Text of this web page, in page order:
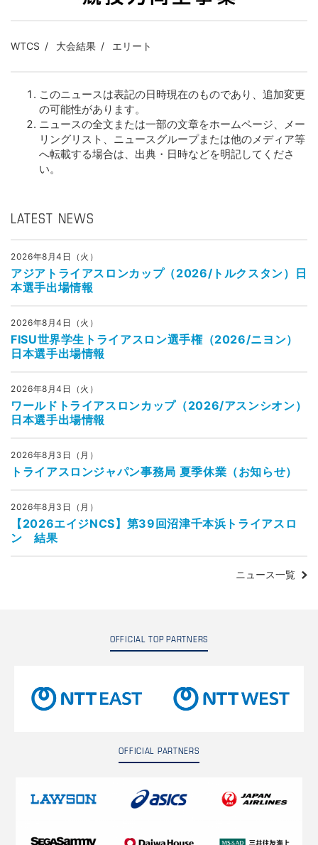
WTCS 大会結果 エリート
このニュースは表記の日時現在のものであり、追加変更
の可能性があります。
ニュースの全文または一部の文章をホームページ、メー
リングリスト、ニュースグループまたは他のメディア等
へ転載する場合は、出典・日時などを明記してくださ
い。
LATEST NEWS
2026年8月4日（火）
アジアトライアスロンカップ（2026/トルクスタン）日
本選手出場情報
2026年8月4日（火）
FISU世界学生トライアスロン選手権（2026/ニヨン）
日本選手出場情報
2026年8月4日（火）
ワールドトライアスロンカップ（2026/アスンシオン）
日本選手出場情報
2026年8月3日（月）
トライアスロンジャパン事務局 夏季休業（お知らせ）
2026年8月3日（月）
【2026エイジNCS】第39回沼津千本浜トライアスロ
ン 結果
ニュース一覧
OFFICIAL TOP PARTNERS
OFFICIAL PARTNERS